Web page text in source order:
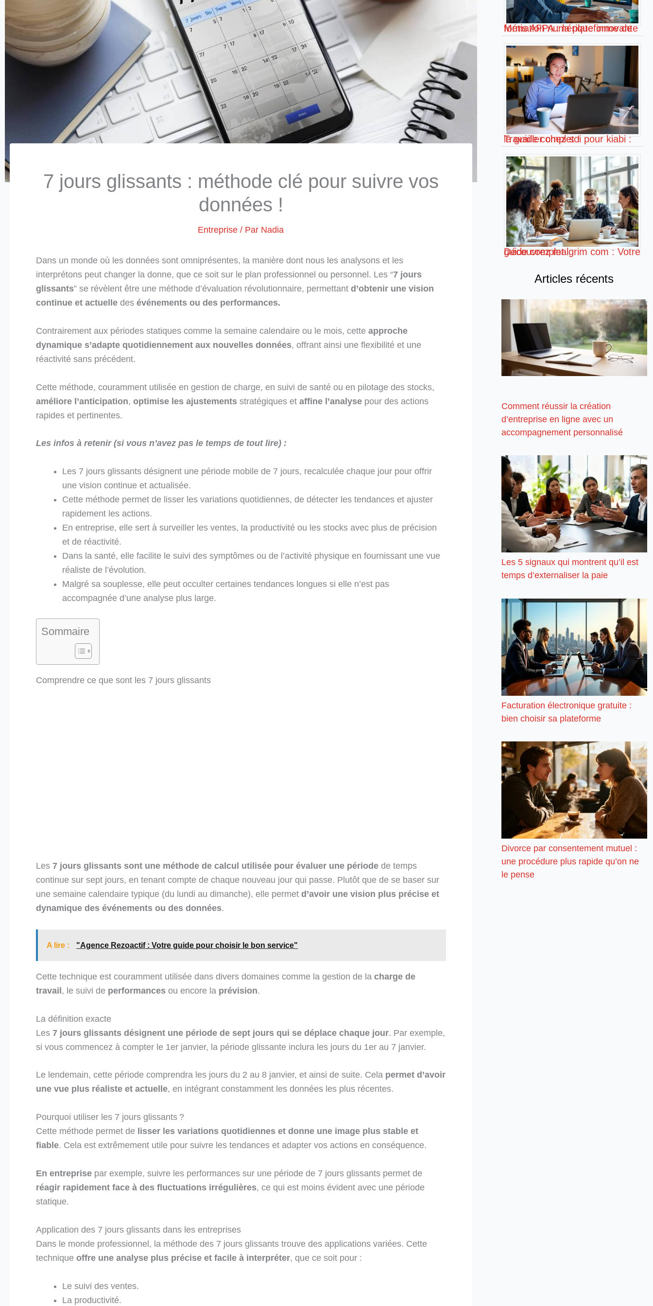
7 jours glissants : méthode clé pour suivre vos
données !
Entreprise / Par Nadia
Dans un monde où les données sont omniprésentes, la manière dont nous les analysons et les
interprétons peut changer la donne, que ce soit sur le plan professionnel ou personnel. Les “7 jours
glissants” se révèlent être une méthode d’évaluation révolutionnaire, permettant d’obtenir une vision
continue et actuelle des événements ou des performances.
Contrairement aux périodes statiques comme la semaine calendaire ou le mois, cette approche
dynamique s’adapte quotidiennement aux nouvelles données, offrant ainsi une flexibilité et une
réactivité sans précédent.
Cette méthode, couramment utilisée en gestion de charge, en suivi de santé ou en pilotage des stocks,
améliore l’anticipation, optimise les ajustements stratégiques et affine l’analyse pour des actions
rapides et pertinentes.
Les infos à retenir (si vous n’avez pas le temps de tout lire) :
Les 7 jours glissants désignent une période mobile de 7 jours, recalculée chaque jour pour offrir
une vision continue et actualisée.
Cette méthode permet de lisser les variations quotidiennes, de détecter les tendances et ajuster
rapidement les actions.
En entreprise, elle sert à surveiller les ventes, la productivité ou les stocks avec plus de précision
et de réactivité.
Dans la santé, elle facilite le suivi des symptômes ou de l’activité physique en fournissant une vue
réaliste de l’évolution.
Malgré sa souplesse, elle peut occulter certaines tendances longues si elle n’est pas
accompagnée d’une analyse plus large.
Sommaire
Comprendre ce que sont les 7 jours glissants
Les 7 jours glissants sont une méthode de calcul utilisée pour évaluer une période de temps
continue sur sept jours, en tenant compte de chaque nouveau jour qui passe. Plutôt que de se baser sur
une semaine calendaire typique (du lundi au dimanche), elle permet d’avoir une vision plus précise et
dynamique des événements ou des données.
A lire : "Agence Rezoactif : Votre guide pour choisir le bon service"
Cette technique est couramment utilisée dans divers domaines comme la gestion de la charge de
travail, le suivi de performances ou encore la prévision.
La définition exacte
Les 7 jours glissants désignent une période de sept jours qui se déplace chaque jour. Par exemple,
si vous commencez à compter le 1er janvier, la période glissante inclura les jours du 1er au 7 janvier.
Le lendemain, cette période comprendra les jours du 2 au 8 janvier, et ainsi de suite. Cela permet d’avoir
une vue plus réaliste et actuelle, en intégrant constamment les données les plus récentes.
Pourquoi utiliser les 7 jours glissants ?
Cette méthode permet de lisser les variations quotidiennes et donne une image plus stable et
fiable. Cela est extrêmement utile pour suivre les tendances et adapter vos actions en conséquence.
En entreprise par exemple, suivre les performances sur une période de 7 jours glissants permet de
réagir rapidement face à des fluctuations irrégulières, ce qui est moins évident avec une période
statique.
Application des 7 jours glissants dans les entreprises
Dans le monde professionnel, la méthode des 7 jours glissants trouve des applications variées. Cette
technique offre une analyse plus précise et facile à interpréter, que ce soit pour :
Le suivi des ventes.
La productivité.
Métis AFPA : la plateforme de formation numérique innovante !
Travailler chez soi pour kiabi : le guide complet !
Découvrez malgrim com : Votre guide complet
Articles récents
Comment réussir la création
d’entreprise en ligne avec un
accompagnement personnalisé
Les 5 signaux qui montrent qu’il est
temps d’externaliser la paie
Facturation électronique gratuite :
bien choisir sa plateforme
Divorce par consentement mutuel :
une procédure plus rapide qu’on ne
le pense